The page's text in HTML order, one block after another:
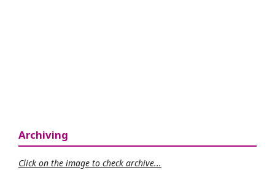
Archiving
Click on the image to check archive...